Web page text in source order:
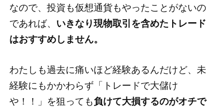
なので、投資も仮想通貨もやったことがないの
であれば、 いきなり現物取引を含めたトレード
はおすすめしません。
わたしも過去に痛いほど経験あるんだけど、未
経験にもかかわらず「トレードで大儲け
や！！」を狙っても負けて大損するのがオチで